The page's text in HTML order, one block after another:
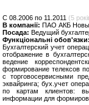
C 08.2006 по 11.2011 (5
В компанії: ПАО АКБ
Посада: Ведущий
Функціональні обов'язки:
Бухгалтерский учет
отображение в
ведение
формирование телексов
с торговосервисными
эквайринга; бух.учет
по картам клиентов:
информации для